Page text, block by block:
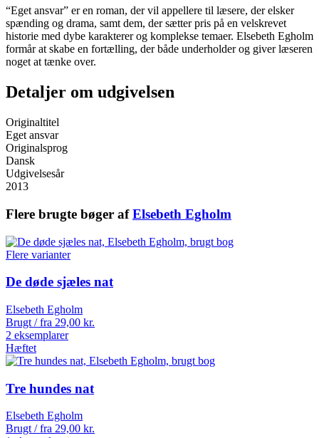
“Eget ansvar” er en roman, der vil appellere til læsere, der elsker
spænding og drama, samt dem, der sætter pris på en velskrevet
historie med dybe karakterer og komplekse temaer. Elsebeth Egholm
formår at skabe en fortælling, der både underholder og giver læseren
noget at tænke over.
Detaljer om udgivelsen
Originaltitel
Eget ansvar
Originalsprog
Dansk
Udgivelsesår
2013
Flere brugte bøger afElsebeth Egholm
Flere varianter
De døde sjæles nat
Elsebeth Egholm
Brugt / fra 29,00 kr.
2 eksemplarer
Hæftet
Tre hundes nat
Elsebeth Egholm
Brugt / fra 29,00 kr.